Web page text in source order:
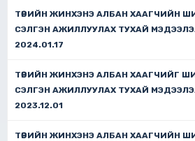
ТӨРИЙН ЖИНХЭНЭ АЛБАН ХААГЧИЙН
СЭЛГЭН АЖИЛЛУУЛАХ ТУХАЙ
2024.01.17
ТӨРИЙН ЖИНХЭНЭ АЛБАН ХААГЧИЙГ
СЭЛГЭН АЖИЛЛУУЛАХ ТУХАЙ
2023.12.01
ТӨРИЙН ЖИНХЭНЭ АЛБАН ХААГЧИЙН